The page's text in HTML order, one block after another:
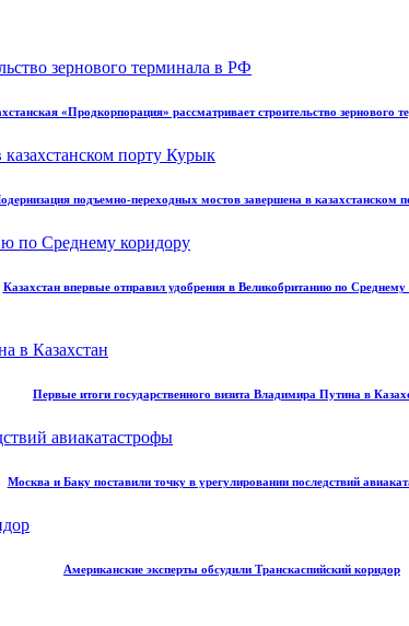
«Продкорпорация» рассматривает строительство зернового
подъемно-переходных мостов завершена в казахстанском
Казахстан впервые отправил удобрения в Великобританию по Среднему
Первые итоги государственного визита Владимира Путина в
Москва и Баку поставили точку в урегулировании последствий
Американские эксперты обсудили Транскаспийский коридор